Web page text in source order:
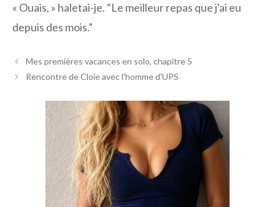
« Ouais, » haletai-je. “Le meilleur repas que j'ai eu
depuis des mois.”
Navigation
des
Mes premières vacances en solo, chapitre 5
Rencontre de Cloie avec l'homme d'UPS